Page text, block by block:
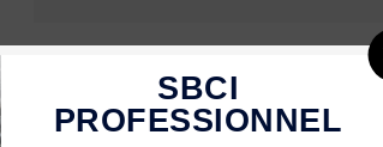
SBCI
PROFESSIONNEL